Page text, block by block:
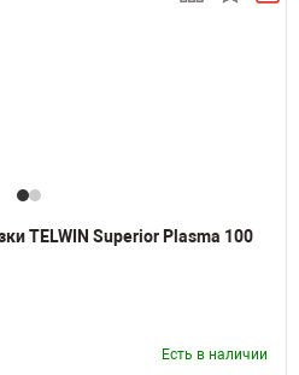
TELWIN Superior Plasma 100
Есть в наличии